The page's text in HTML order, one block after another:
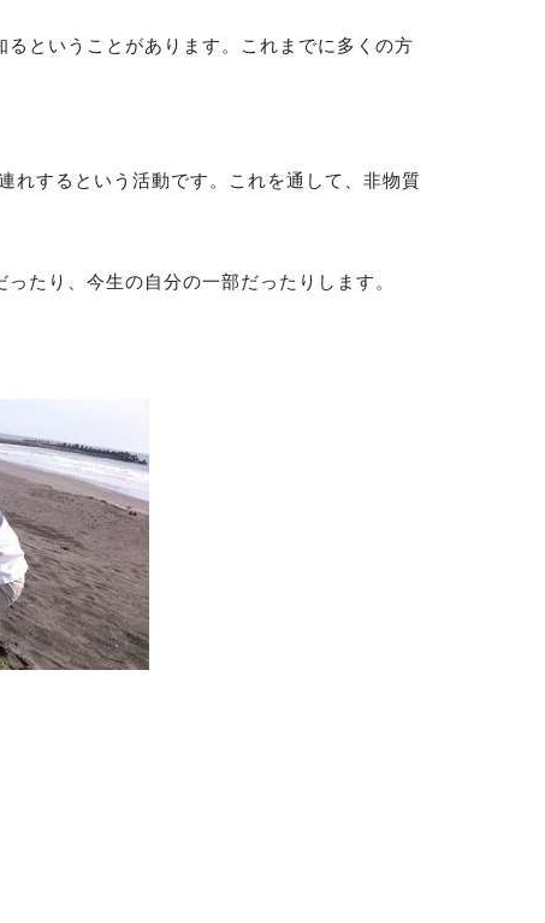
ということがあります。これまでに多くの方
れするという活動です。これを通して、非物質
たり、今生の自分の一部だったりします。